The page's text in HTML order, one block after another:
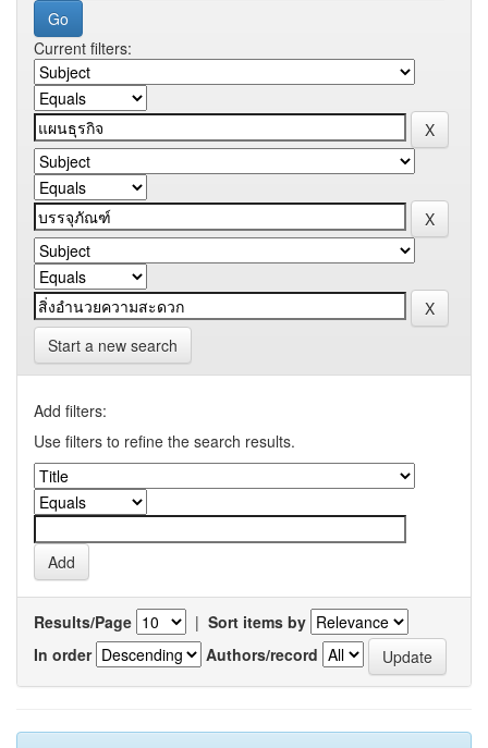
Current filters:
Start a new search
Add filters:
Use filters to refine the search results.
Results/Page | Sort items by
In order
Authors/record